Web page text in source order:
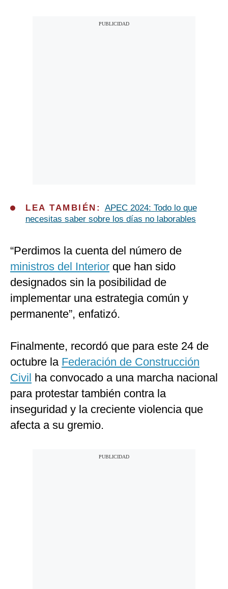
LEA TAMBIÉN: APEC 2024: Todo lo que
necesitas saber sobre los días no laborables
“Perdimos la cuenta del número de
ministros del Interior que han sido
designados sin la posibilidad de
implementar una estrategia común y
permanente”, enfatizó.
Finalmente, recordó que para este 24 de
octubre la Federación de Construcción
Civil ha convocado a una marcha nacional
para protestar también contra la
inseguridad y la creciente violencia que
afecta a su gremio.